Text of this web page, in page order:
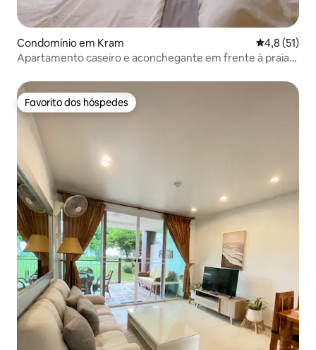
Condomínio em Kram
4,8 (51)
Apartamento caseiro e aconchegante em frente à praia
Favorito dos hóspedes
Favorito dos hóspedes